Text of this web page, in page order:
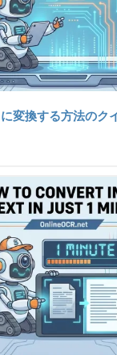
変換する方法のク